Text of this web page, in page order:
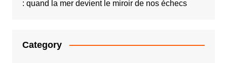
: quand la mer devient le miroir de nos échecs
Category